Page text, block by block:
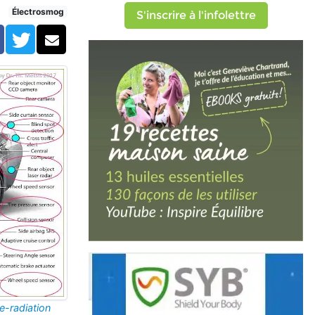
(réservé)
Électrosmog
TwitterCourriel
radiation
S'inscrire à l'infolettre